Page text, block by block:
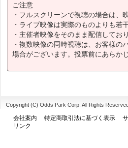
ご注意
・フルスクリーンで視聴の場合は、
・ライブ映像は実際のものよりも若
・主催者映像をそのまま配信して
・複数映像の同時視聴は、お客様
場合がございます。投票前にあらか
Copyright (C) Odds Park Corp. All Rights
会社案内 特定商取引法に基づく表示
リンク